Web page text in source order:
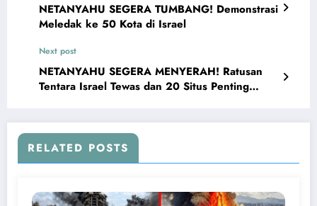
NETANYAHU SEGERA TUMBANG! Demonstrasi
Meledak ke 50 Kota di Israel
Next post
NETANYAHU SEGERA MENYERAH! Ratusan
Tentara Israel Tewas dan 20 Situs Penting
RELATED POSTS